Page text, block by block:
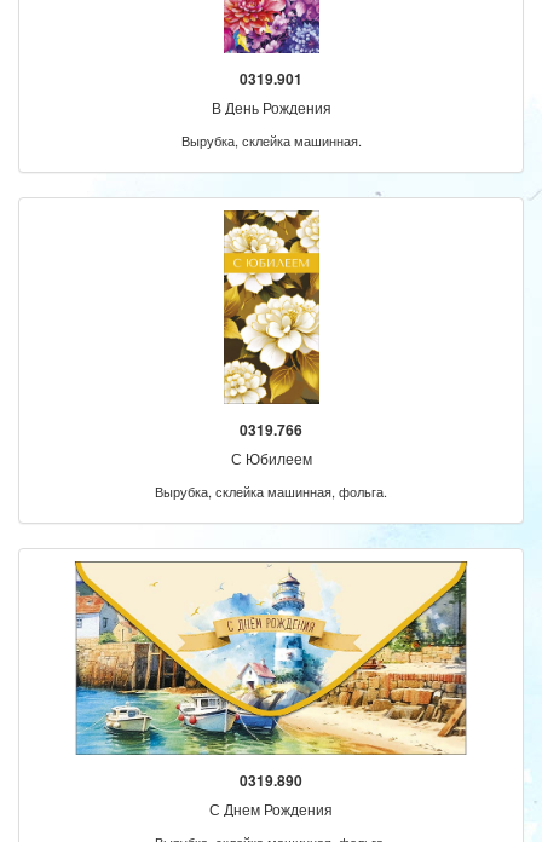
0319.901
В День Рождения
Вырубка, склейка машинная.
0319.766
С Юбилеем
Вырубка, склейка машинная, фольга.
0319.890
С Днем Рождения